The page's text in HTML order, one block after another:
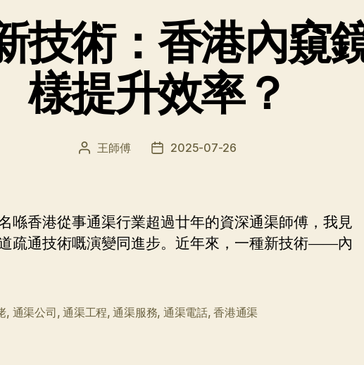
技術：香港內窺
樣提升效率？
文 王師傅
发 2025-07-26
喺香港從事通渠行業超過廿年的資深通渠師傅，我見
疏通技術嘅演變同進步。近年來，一種新技術——內
, 通渠公司,通渠工程,通渠服務, 通渠電話,香港通渠